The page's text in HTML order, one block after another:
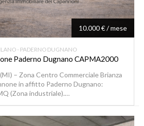
10.000 € / mese
- PADERNO DUGNANO
Paderno Dugnano CAPMA2000
– Zona Centro Commerciale Brianza
in affitto Paderno Dugnano:
(Zona industriale).…